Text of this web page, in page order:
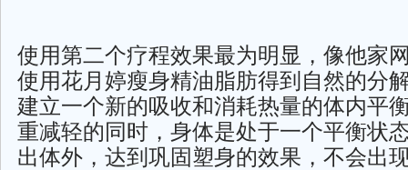
使用第二个疗程效果最为明显，像他家
使用花月婷瘦身精油脂肪得到自然的分
建立一个新的吸收和消耗热量的体内平
重减轻的同时，身体是处于一个平衡状
出体外，达到巩固塑身的效果，不会出